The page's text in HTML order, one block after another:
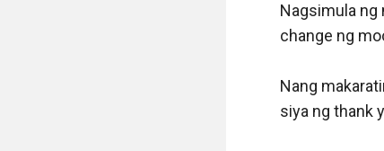
Nagsimula ng
change ng
Nang
siya ng thank